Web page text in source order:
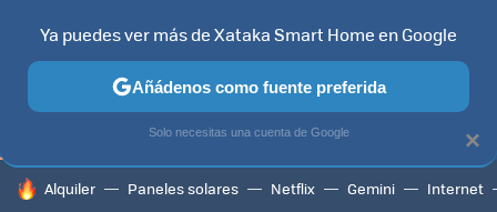
TELEVISORES CONTENIDOS SMART TV SELECCIÓN
HOY SE HABLA DE
Alquiler Paneles solares Netflix Gemini Internet
×
Ya puedes ver más de Xataka Smart Home en Google
Añádenos como fuente preferida
Solo necesitas una cuenta de Google